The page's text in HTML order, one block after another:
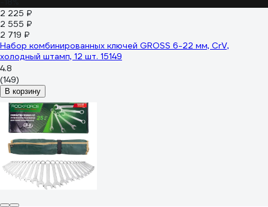
2 225 ₽
2 555 ₽
2 719 ₽
Набор комбинированных ключей GROSS 6-22 мм, CrV,
холодный штамп, 12 шт. 15149
4.8
(149)
В корзину